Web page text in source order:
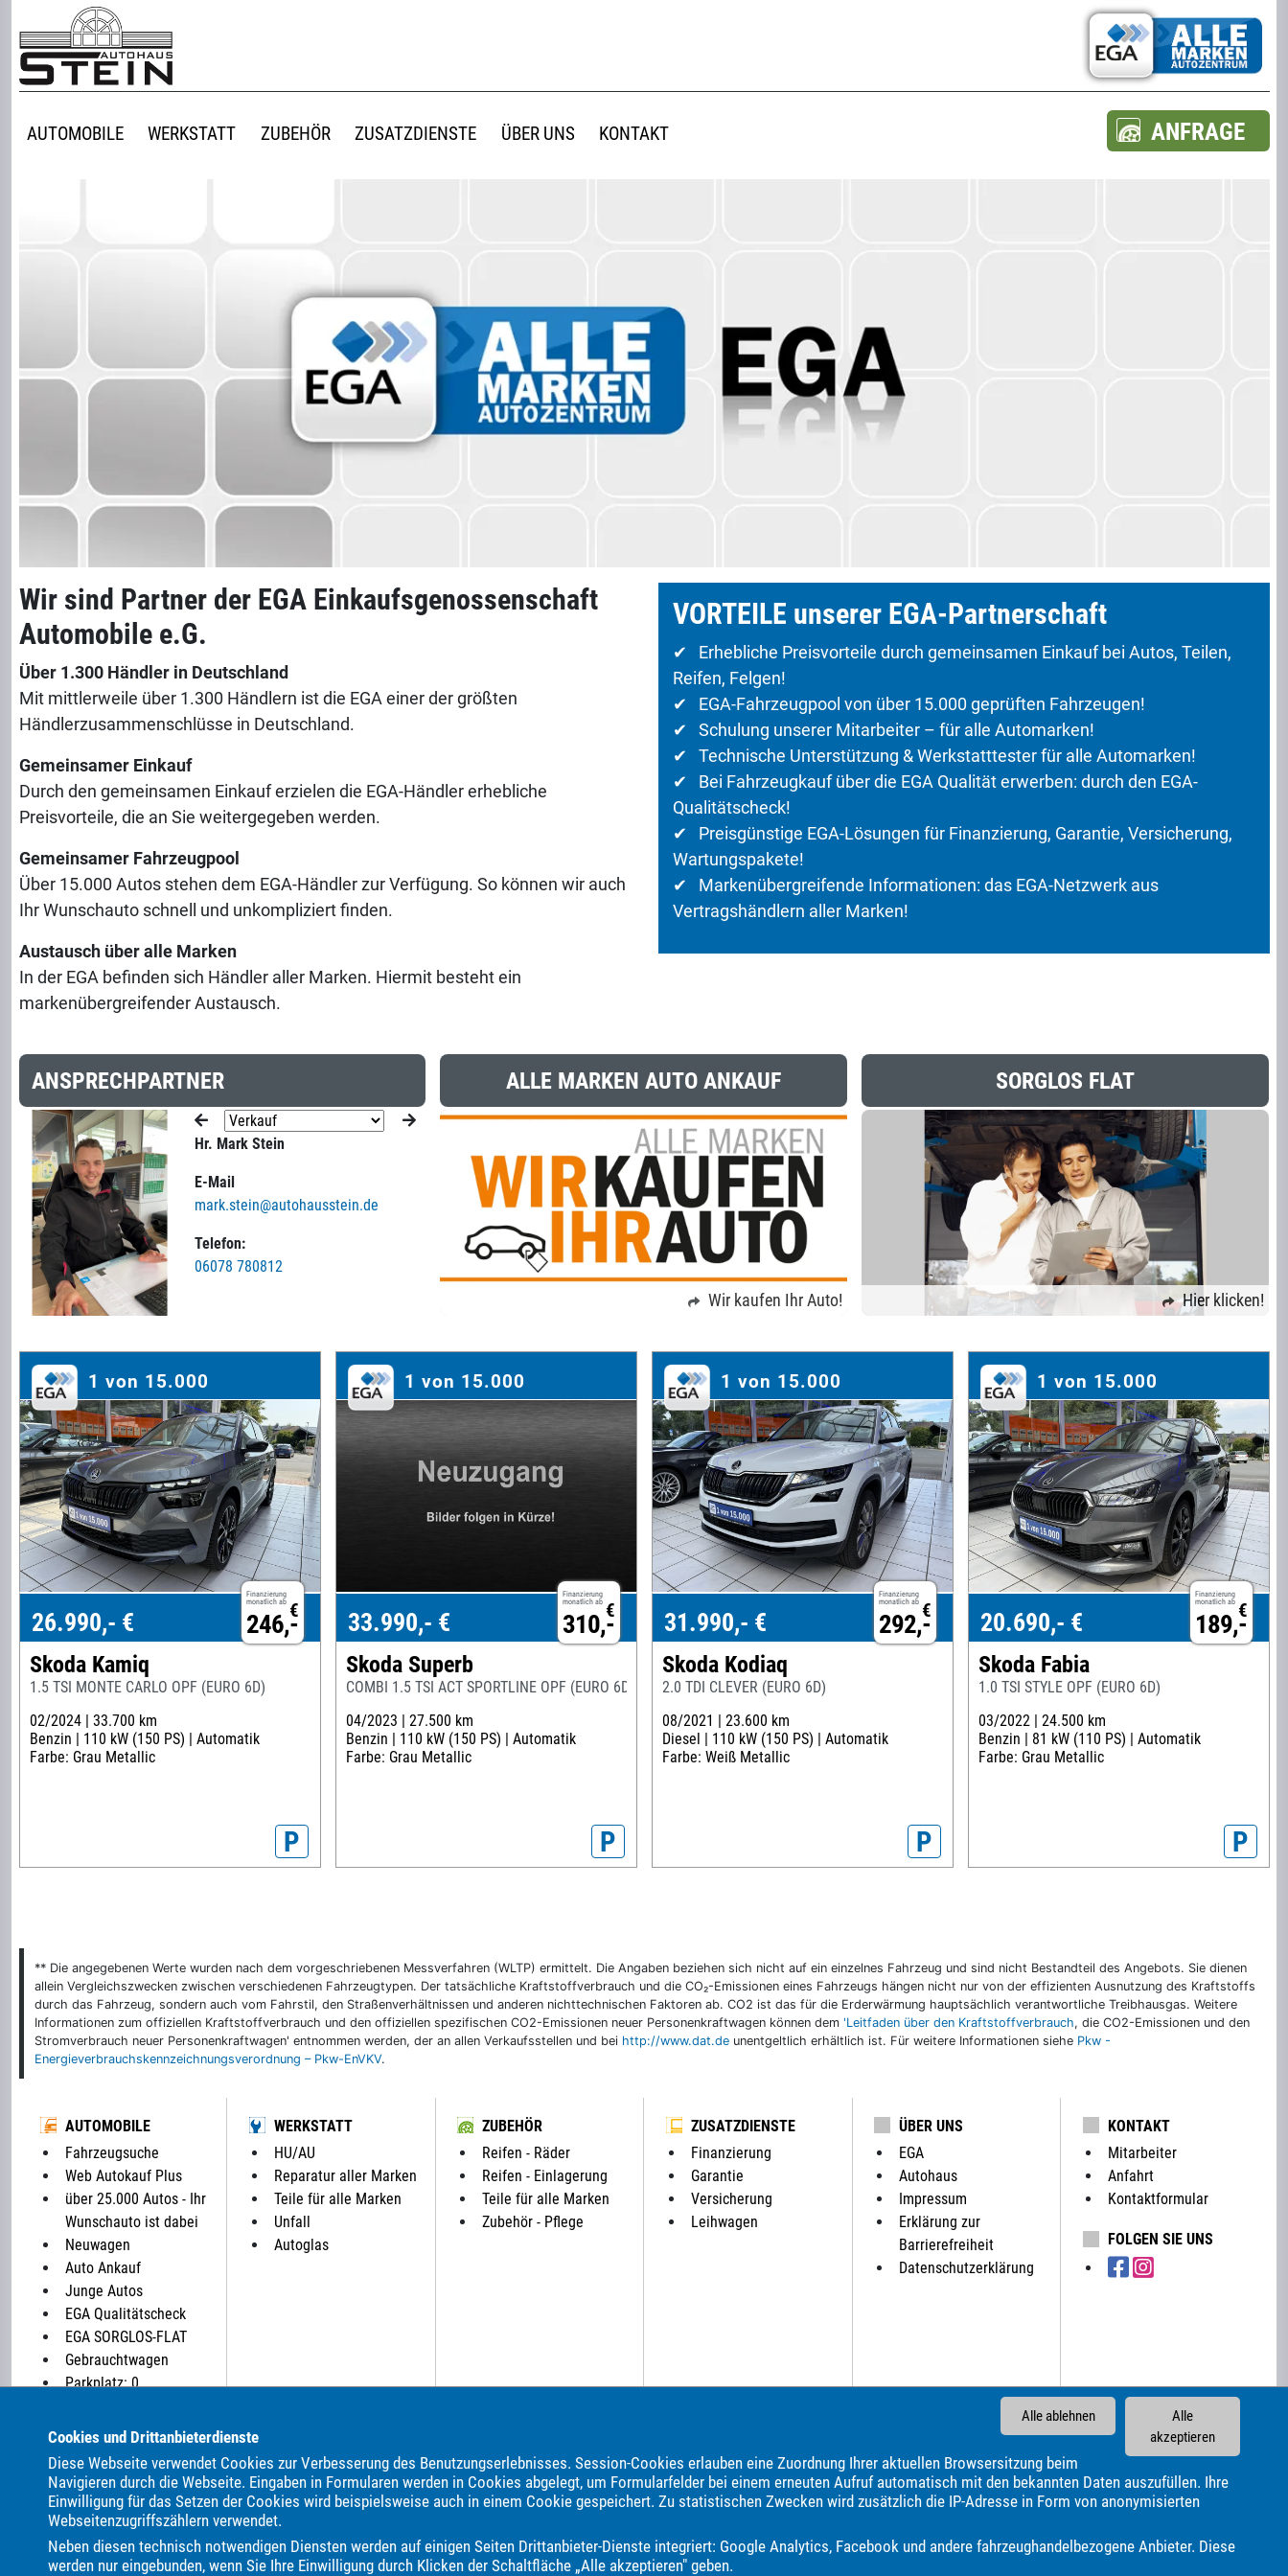
Alle
akzeptieren
Alle ablehnen
Cookies und Drittanbieterdienste
Diese Webseite verwendet Cookies zur Verbesserung des Benutzungserlebnisses. Session-Cookies erlauben eine Zuordnung Ihrer aktuellen Browsersitzung beim
Navigieren durch die Webseite. Eingaben in Formularen werden in Cookies abgelegt, um Formularfelder bei einem erneuten Aufruf automatisch mit den bekannten Daten auszufüllen. Ihre
Einwilligung für das Setzen der Cookies wird beispielsweise auch in einem Cookie gespeichert. Zu statistischen Zwecken wird zusätzlich die IP-Adresse in Form von anonymisierten
Webseitenzugriffszählern verwendet.
Neben diesen technisch notwendigen Diensten werden auf einigen Seiten Drittanbieter-Dienste integriert: Google Analytics, Facebook und andere fahrzeughandelbezogene Anbieter. Diese
werden nur eingebunden, wenn Sie Ihre Einwilligung durch Klicken der Schaltfläche „Alle akzeptieren" geben.
AUTOMOBILE WERKSTATT ZUBEHÖR ZUSATZDIENSTE ÜBER UNS KONTAKT ANFRAGE
Wir sind Partner der EGA Einkaufsgenossenschaft
Automobile e.G.
Über 1.300 Händler in Deutschland
Mit mittlerweile über 1.300 Händlern ist die EGA einer der größten
Händlerzusammenschlüsse in Deutschland.
Gemeinsamer Einkauf
Durch den gemeinsamen Einkauf erzielen die EGA-Händler erhebliche
Preisvorteile, die an Sie weitergegeben werden.
Gemeinsamer Fahrzeugpool
Über 15.000 Autos stehen dem EGA-Händler zur Verfügung. So können wir auch
Ihr Wunschauto schnell und unkompliziert finden.
Austausch über alle Marken
In der EGA befinden sich Händler aller Marken. Hiermit besteht ein
markenübergreifender Austausch.
VORTEILE unserer EGA-Partnerschaft
✔ Erhebliche Preisvorteile durch gemeinsamen Einkauf bei Autos, Teilen,
Reifen, Felgen!
✔ EGA-Fahrzeugpool von über 15.000 geprüften Fahrzeugen!
✔ Schulung unserer Mitarbeiter – für alle Automarken!
✔ Technische Unterstützung & Werkstatttester für alle Automarken!
✔ Bei Fahrzeugkauf über die EGA Qualität erwerben: durch den EGA-
Qualitätscheck!
✔ Preisgünstige EGA-Lösungen für Finanzierung, Garantie, Versicherung,
Wartungspakete!
✔ Markenübergreifende Informationen: das EGA-Netzwerk aus
Vertragshändlern aller Marken!
ANSPRECHPARTNER
Hr. Mark Stein
E-Mail
mark.stein@autohausstein.de
Telefon:
06078 780812
ALLE MARKEN AUTO ANKAUF
Wir kaufen Ihr Auto!
SORGLOS FLAT
Hier klicken!
1 von 15.000
Finanzierung
monatlich ab €
246,-
26.990,- €
Skoda Kamiq
1.5 TSI MONTE CARLO OPF (EURO 6D)
02/2024 | 33.700 km
Benzin | 110 kW (150 PS) | Automatik
Farbe: Grau Metallic
P
1 von 15.000
Finanzierung
monatlich ab €
310,-
33.990,- €
Skoda Superb
COMBI 1.5 TSI ACT SPORTLINE OPF (EURO 6D)
04/2023 | 27.500 km
Benzin | 110 kW (150 PS) | Automatik
Farbe: Grau Metallic
P
1 von 15.000
Finanzierung
monatlich ab €
292,-
31.990,- €
Skoda Kodiaq
2.0 TDI CLEVER (EURO 6D)
08/2021 | 23.600 km
Diesel | 110 kW (150 PS) | Automatik
Farbe: Weiß Metallic
P
1 von 15.000
Finanzierung
monatlich ab €
189,-
20.690,- €
Skoda Fabia
1.0 TSI STYLE OPF (EURO 6D)
03/2022 | 24.500 km
Benzin | 81 kW (110 PS) | Automatik
Farbe: Grau Metallic
P
** Die angegebenen Werte wurden nach dem vorgeschriebenen Messverfahren (WLTP) ermittelt. Die Angaben beziehen sich nicht auf ein einzelnes Fahrzeug und sind nicht Bestandteil des Angebots. Sie dienen
allein Vergleichszwecken zwischen verschiedenen Fahrzeugtypen. Der tatsächliche Kraftstoffverbrauch und die CO₂-Emissionen eines Fahrzeugs hängen nicht nur von der effizienten Ausnutzung des Kraftstoffs
durch das Fahrzeug, sondern auch vom Fahrstil, den Straßenverhältnissen und anderen nichttechnischen Faktoren ab. CO2 ist das für die Erderwärmung hauptsächlich verantwortliche Treibhausgas. Weitere
Informationen zum offiziellen Kraftstoffverbrauch und den offiziellen spezifischen CO2-Emissionen neuer Personenkraftwagen können dem 'Leitfaden über den Kraftstoffverbrauch, die CO2-Emissionen und den
Stromverbrauch neuer Personenkraftwagen' entnommen werden, der an allen Verkaufsstellen und bei http://www.dat.deunentgeltlich erhältlich ist. Für weitere Informationen siehe Pkw -
Energieverbrauchskennzeichnungsverordnung – Pkw-EnVKV.
AUTOMOBILE
Fahrzeugsuche
Web Autokauf Plus
über 25.000 Autos - Ihr
Wunschauto ist dabei
Neuwagen
Auto Ankauf
Junge Autos
EGA Qualitätscheck
EGA SORGLOS-FLAT
Gebrauchtwagen
Parkplatz: 0
WERKSTATT
HU/AU
Reparatur aller Marken
Teile für alle Marken
Unfall
Autoglas
ZUBEHÖR
Reifen - Räder
Reifen - Einlagerung
Teile für alle Marken
Zubehör - Pflege
ZUSATZDIENSTE
Finanzierung
Garantie
Versicherung
Leihwagen
ÜBER UNS
EGA
Autohaus
Impressum
Erklärung zur
Barrierefreiheit
Datenschutzerklärung
KONTAKT
Mitarbeiter
Anfahrt
Kontaktformular
FOLGEN SIE UNS
ALLE MARKEN BEI UNS IM AUTOHANDEL:
Als Autohändler bieten wir Ihnen in unserem Automarkt Gebrauchtwagen, Jahreswagen und Neuwagen folgender Automarken an:
AC ALPINA Abarth Aixam Alfa Romeo Andere Audi BAIC BAW BMW BYD Bentley Borgward Bürstner Cadillac Carado Carthago Chausson
Chevrolet
Citroën
Clever Corvette Cupra
Genesis
Harley-Davidson Honda Hyundai Isuzu Itineo Iveco JAC Jaecoo Jaguar Jeep KGM Kia Knaus Lada Land Rover Leapmotor Lexus
MAN
MF
MG MINI Malibu Maserati Maxus Mazda Mercedes-Benz Mitsubishi Mooveo Nissan